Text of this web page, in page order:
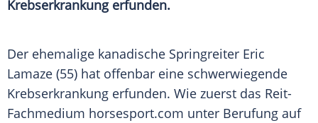
Krebserkrankung erfunden.
Der ehemalige kanadische Springreiter Eric
Lamaze (55) hat offenbar eine schwerwiegende
Krebserkrankung erfunden. Wie zuerst das Reit-
Fachmedium horsesport.com unter Berufung auf